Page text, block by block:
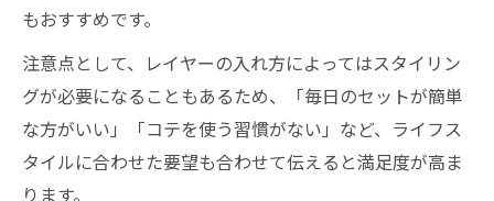
もおすすめです。
注意点として、レイヤーの入れ方によってはスタイリン
グが必要になることもあるため、「毎日のセットが簡単
な方がいい」「コテを使う習慣がない」など、ライフス
タイルに合わせた要望も合わせて伝えると満足度が高ま
ります。